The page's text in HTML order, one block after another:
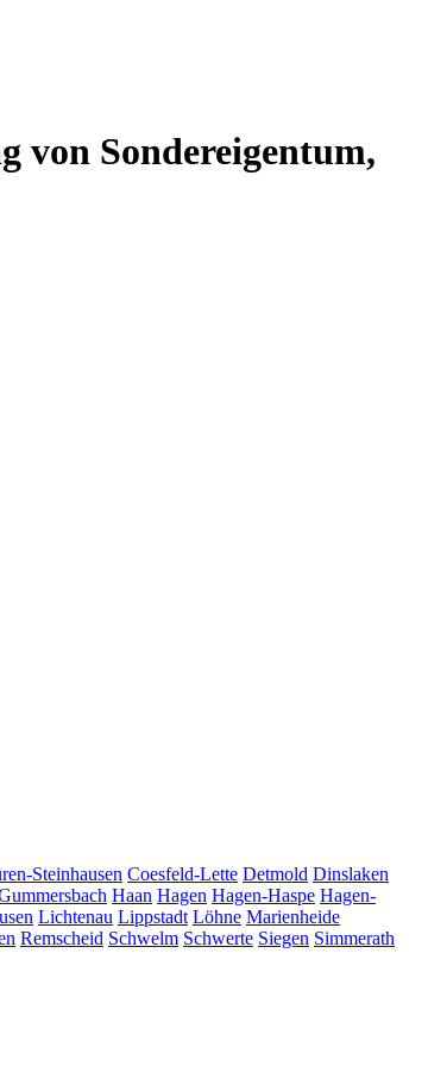
von Sondereigentum,
Steinhausen Coesfeld-Lette Detmold Dinslaken
Haan Hagen Hagen-Haspe Hagen-
Lichtenau Lippstadt Löhne Marienheide
Remscheid Schwelm Schwerte Siegen Simmerath